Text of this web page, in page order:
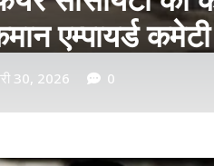
में मारी
14, 2026 0